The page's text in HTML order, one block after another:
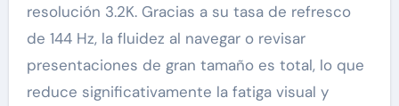
resolución 3.2K. Gracias a su tasa de refresco
de 144 Hz, la fluidez al navegar o revisar
presentaciones de gran tamaño es total, lo que
reduce significativamente la fatiga visual y